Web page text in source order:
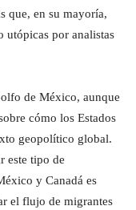
que, en su mayoría,
utópicas por analistas
de México, aunque
cómo los Estados
geopolítico global.
este tipo de
y Canadá es
el flujo de migrantes